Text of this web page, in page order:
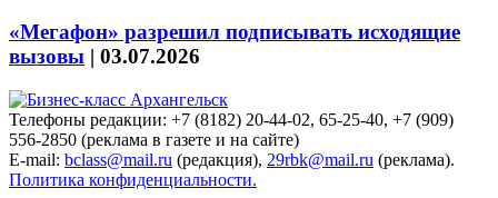
«Мегафон» разрешил подписывать исходящие
вызовы | 03.07.2026
Телефоны редакции: +7 (8182) 20-44-02, 65-25-40, +7 (909)
556-2850 (реклама в газете и на сайте)
E-mail: bclass@mail.ru (редакция), 29rbk@mail.ru (реклама).
Политика конфиденциальности.